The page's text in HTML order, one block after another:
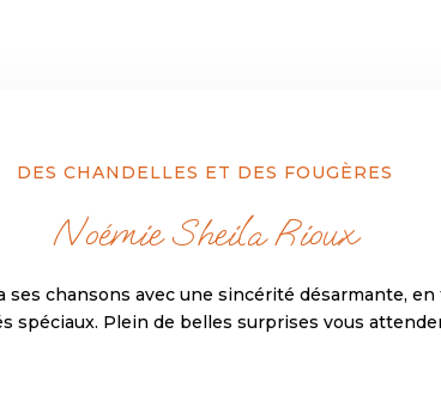
DES CHANDELLES ET DES FOUGÈRES
Noémie Sheila Rioux
ses chansons avec une sincérité désarmante,
spéciaux. Plein de belles surprises vous